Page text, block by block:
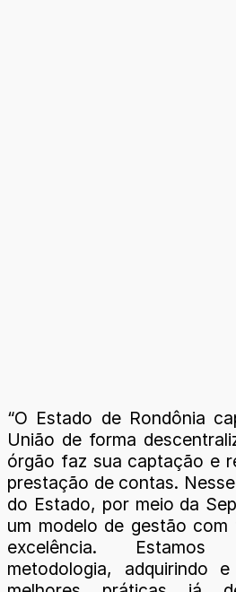
“O Estado de Rondônia
União de forma
órgão faz sua captação e
prestação de contas.
do Estado, por meio da
um modelo de gestão
excelência.
metodologia, adquirindo